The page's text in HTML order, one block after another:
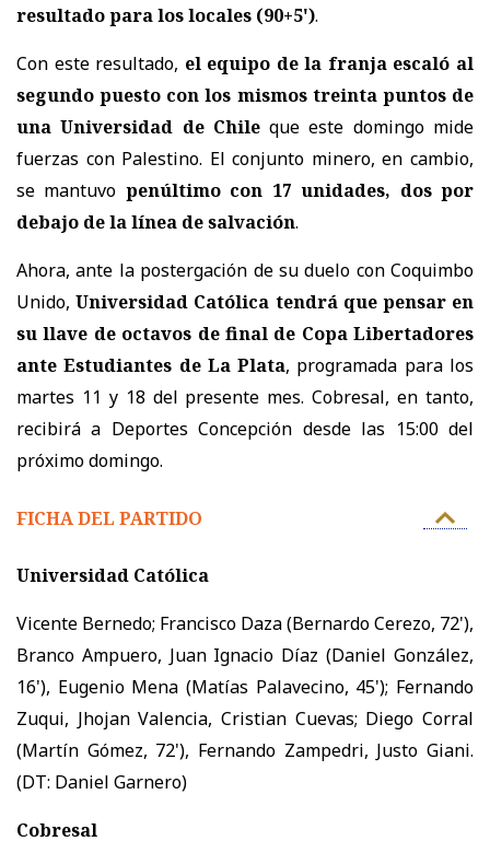
resultado para los locales (90+5').
Con este resultado, el equipo de la franja escaló al
segundo puesto con los mismos treinta puntos de
una Universidad de Chileque este domingo mide
fuerzas con Palestino. El conjunto minero, en cambio,
se mantuvo penúltimo con 17 unidades, dos por
debajo de la línea de salvación.
Ahora, ante la postergación de su duelo con Coquimbo
Unido,Universidad Católica tendrá que pensar en
su llave de octavos de final de Copa Libertadores
ante Estudiantes de La Plata, programada para los
martes 11 y 18 del presente mes. Cobresal, en tanto,
recibirá a Deportes Concepción desde las 15:00 del
próximo domingo.
FICHA DEL PARTIDO
Universidad Católica
Vicente Bernedo; Francisco Daza (Bernardo Cerezo, 72'),
Branco Ampuero, Juan Ignacio Díaz (Daniel González,
16'), Eugenio Mena (Matías Palavecino, 45'); Fernando
Zuqui, Jhojan Valencia, Cristian Cuevas; Diego Corral
(Martín Gómez, 72'), Fernando Zampedri, Justo Giani.
(DT: Daniel Garnero)
Cobresal